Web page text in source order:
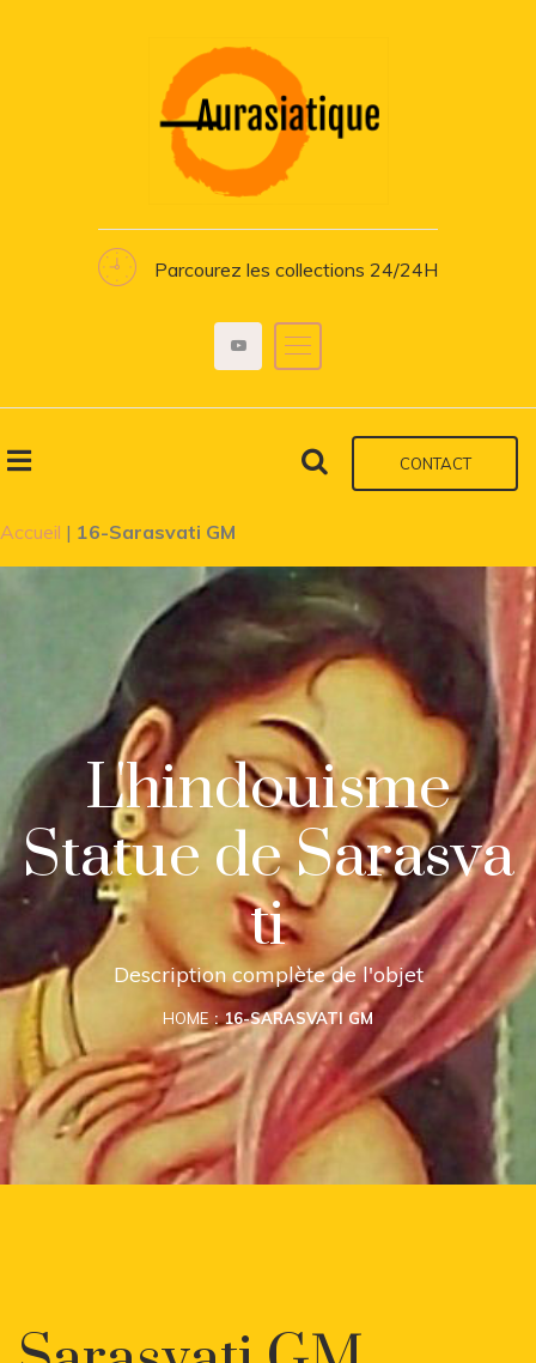
Parcourez les collections 24/24H
CONTACT
Accueil | 16-Sarasvati GM
L'hindouisme
Statue de Sarasva
ti
Description complète de l'objet
HOME 16-SARASVATI GM